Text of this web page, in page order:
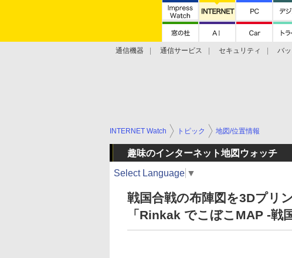
通信機器 通信サービス セキュリティ バ
INTERNET Watch トピック 地図/位置情報
趣味のインターネット地図ウォッチ
Select Language ▼
戦国合戦の布陣図を3Dプリ
「Rinkak でこぼこMAP -戦